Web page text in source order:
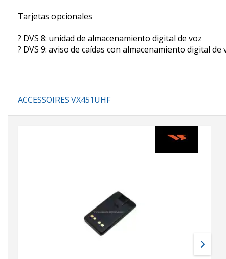
Tarjetas opcionales
? DVS 8: unidad de almacenamiento digital de voz
? DVS 9: aviso de caídas con almacenamiento digital de
ACCESSOIRES VX451UHF